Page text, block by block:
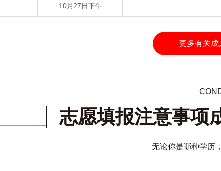
10月27日下午
更多有关成
志愿填报注意事项
无论你是哪种学历